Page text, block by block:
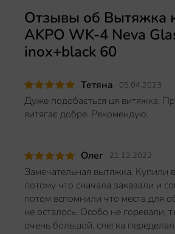
Отзывы об Вытяжка
AKPO WK-4 Neva
inox+black 60
Тетяна 05.04.2023
Дуже подобається ця витяжка.
витягає добре. Рекомендую.
Олег 21.12.2022
Замечательная вытяжка. Купили
потому что сначала заказали и
потом вспомнили что места для
не осталось. Особо не горевали,
очень большой, слегка